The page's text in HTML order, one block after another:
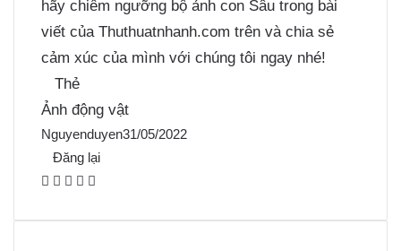
hãy chiêm ngưỡng bộ ảnh con Sâu trong bài
viết của Thuthuatnhanh.com trên và chia sẻ
cảm xúc của mình với chúng tôi ngay nhé!
Thẻ
Ảnh động vật
Nguyenduyen31/05/2022
Đăng lại
F X P M